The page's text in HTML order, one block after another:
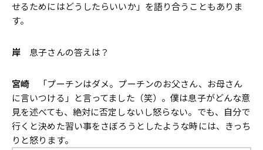
せるためにはどうしたらいいか」を語り合うこともありま
す。
岸 息子さんの答えは？
宮崎 「プーチンはダメ。プーチンのお父さん、お母さん
に言いつける」と言ってました（笑）。僕は息子がどんな意
見を述べても、絶対に否定しないし怒らない。でも、自分で
行くと決めた習い事をさぼろうとしたような時には、きっち
りと怒ります。